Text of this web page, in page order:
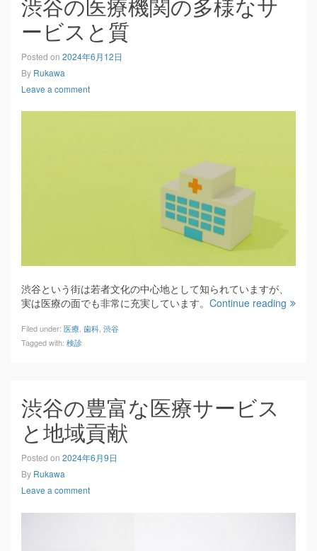
ービスと質
Posted on 2024年6月12日
By Rukawa
Leave a comment
渋谷という街は若者文化の中心地として知られていますが、
実は医療の面でも非常に充実しています。 Continue reading
Filed under: 医療 歯科 渋谷
Tagged with: 検診
渋谷の豊富な医療サービス
と地域貢献
Posted on 2024年6月9日
By Rukawa
Leave a comment